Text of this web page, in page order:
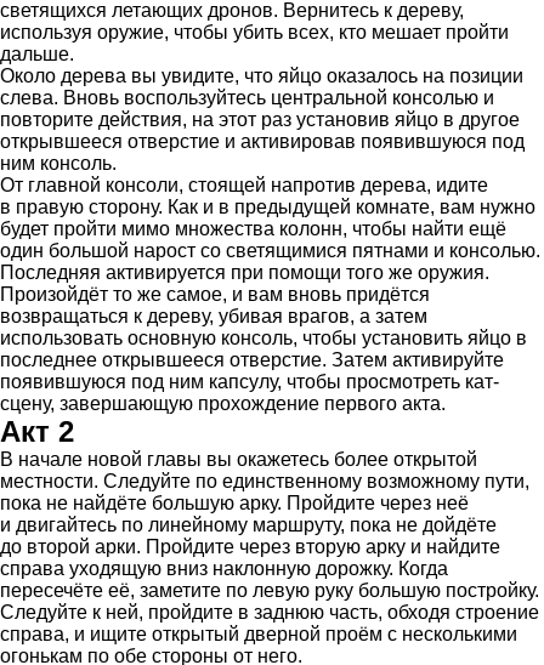
светящихся летающих дронов. Вернитесь к дереву,
используя оружие, чтобы убить всех, кто мешает пройти
дальше.
Около дерева вы увидите, что яйцо оказалось на позиции
слева. Вновь воспользуйтесь центральной консолью и
повторите действия, на этот раз установив яйцо в другое
открывшееся отверстие и активировав появившуюся под
ним консоль.
От главной консоли, стоящей напротив дерева, идите
в правую сторону. Как и в предыдущей комнате, вам нужно
будет пройти мимо множества колонн, чтобы найти ещё
один большой нарост со светящимися пятнами и консолью.
Последняя активируется при помощи того же оружия.
Произойдёт то же самое, и вам вновь придётся
возвращаться к дереву, убивая врагов, а затем
использовать основную консоль, чтобы установить яйцо в
последнее открывшееся отверстие. Затем активируйте
появившуюся под ним капсулу, чтобы просмотреть кат-
сцену, завершающую прохождение первого акта.
Акт 2
В начале новой главы вы окажетесь более открытой
местности. Следуйте по единственному возможному пути,
пока не найдёте большую арку. Пройдите через неё
и двигайтесь по линейному маршруту, пока не дойдёте
до второй арки. Пройдите через вторую арку и найдите
справа уходящую вниз наклонную дорожку. Когда
пересечёте её, заметите по левую руку большую постройку.
Следуйте к ней, пройдите в заднюю часть, обходя строение
справа, и ищите открытый дверной проём с несколькими
огонькам по обе стороны от него.